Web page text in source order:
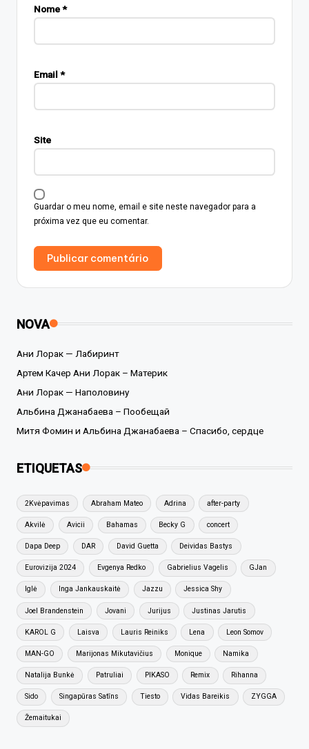
Nome*
Email *
Site
Guardar o meu nome, email e site neste navegador para a
próxima vez que eu comentar.
NOVA
Ани Лорак — Лабиринт
Артем Качер Ани Лорак – Материк
Ани Лорак — Наполовину
Альбина Джанабаева – Пообещай
Митя Фомин и Альбина Джанабаева – Спасибо, сердце
ETIQUETAS
2Kvėpavimas Abraham Mateo Adrina after-party
Akvilė Avicii Bahamas Becky G concert
Dapa Deep DAR David Guetta Deividas Bastys
Eurovizija 2024 Evgenya Redko Gabrielius Vagelis GJan
Iglė Inga Jankauskaitė Jazzu Jessica Shy
Joel Brandenstein Jovani Jurijus Justinas Jarutis
KAROL G Laisva Lauris Reiniks Lena Leon Somov
MAN-GO Marijonas Mikutavičius Monique Namika
Natalija Bunkė Patruliai PIKASO Remix Rihanna
Sido Singapūras Satīns Tiesto Vidas Bareikis ZYGGA
Žemaitukai